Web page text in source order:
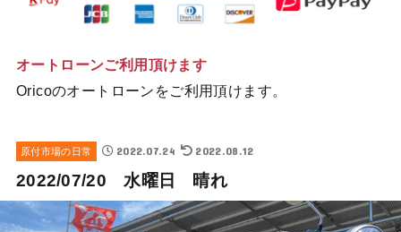
オートローンご利用頂けます
Oricoのオートローンをご利用頂けます。
原付市場の日常 2022.07.24 2022.08.12
2022/07/20 水曜日 晴れ